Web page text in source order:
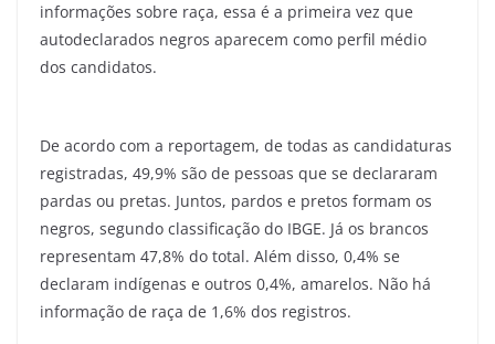
informações sobre raça, essa é a primeira vez que
autodeclarados negros aparecem como perfil médio
dos candidatos.
De acordo com a reportagem, de todas as candidaturas
registradas, 49,9% são de pessoas que se declararam
pardas ou pretas. Juntos, pardos e pretos formam os
negros, segundo classificação do IBGE. Já os brancos
representam 47,8% do total. Além disso, 0,4% se
declaram indígenas e outros 0,4%, amarelos. Não há
informação de raça de 1,6% dos registros.